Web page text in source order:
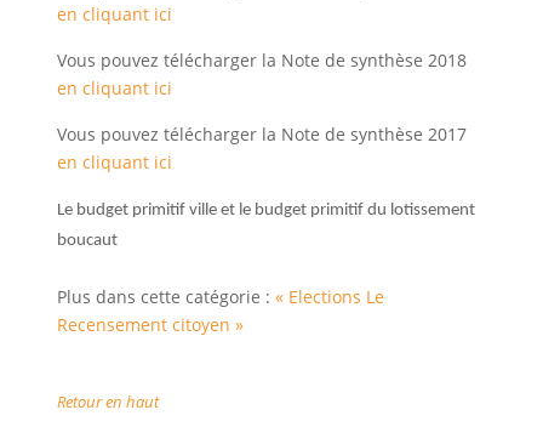
en cliquant ici
Vous pouvez télécharger la Note de synthèse 2018
en cliquant ici
Vous pouvez télécharger la Note de synthèse 2017
en cliquant ici
Le budget primitif ville et le budget primitif du lotissement
boucaut
Plus dans cette catégorie : « Elections Le
Recensement citoyen »
Retour en haut